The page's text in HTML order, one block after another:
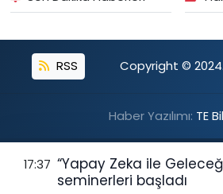
RSS Copyright © 2024.
Haber Yazılımı: TE
17:37 “Yapay Zeka ile
seminerleri başladı